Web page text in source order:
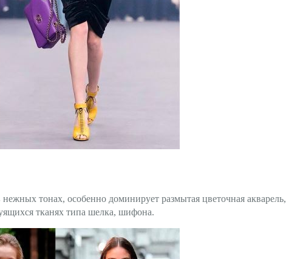
тонах, особенно доминирует размытая цветочная акварель,
тканях типа шелка, шифона.